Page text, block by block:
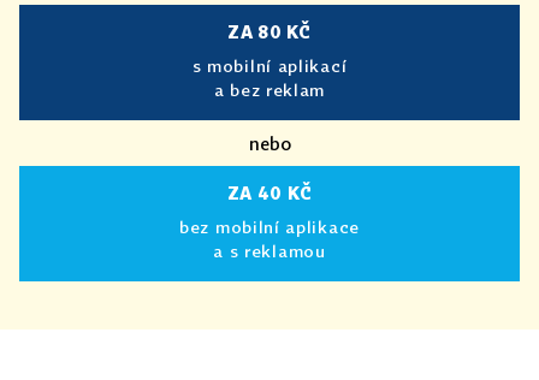
ZA 80 KČ
s mobilní aplikací
a bez reklam
nebo
ZA 40 KČ
bez mobilní aplikace
a s reklamou